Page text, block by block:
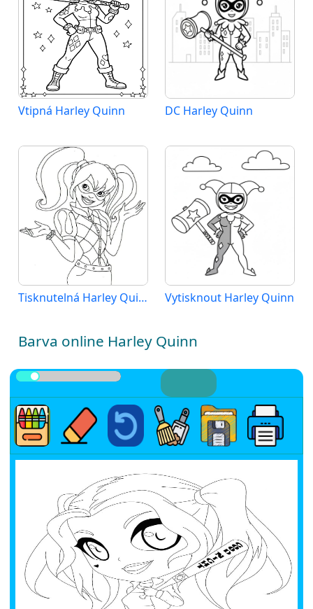
Vtipná Harley Quinn DC Harley Quinn
Tisknutelná Harley Quinn pro děti Vytisknout Harley Quinn
Barva online Harley Quinn